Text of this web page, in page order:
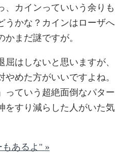
、カインっていいう余りも
うかな？カインはローザへ
まだ謎ですが。
屈はしないと思いますが、
やめた方がいいですよね。
っていう超絶面倒なパター
をすり減らした人がいた気
あるよ" »